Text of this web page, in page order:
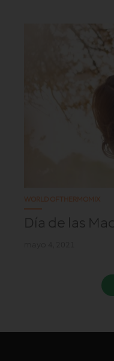
WORLD OF THERMOMIX
Día de las